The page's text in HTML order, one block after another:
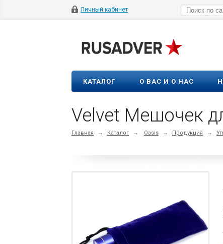
Личный кабинет
КАТАЛОГ О ВАС И О НАС
Velvet Мешочек
Главная → Каталог → Oasis → Продукция →